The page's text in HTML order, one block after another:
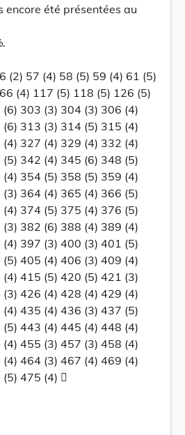
encore été présentées au
(2) 57 (4) 58 (5) 59 (4) 61 (5)
(4) 117 (5) 118 (5) 126 (5)
303 (3) 304 (3) 306 (4)
313 (3) 314 (5) 315 (4)
327 (4) 329 (4) 332 (4)
342 (4) 345 (6) 348 (5)
354 (5) 358 (5) 359 (4)
364 (4) 365 (4) 366 (5)
374 (5) 375 (4) 376 (5)
382 (6) 388 (4) 389 (4)
397 (3) 400 (3) 401 (5)
405 (4) 406 (3) 409 (4)
415 (5) 420 (5) 421 (3)
426 (4) 428 (4) 429 (4)
435 (4) 436 (3) 437 (5)
443 (4) 445 (4) 448 (4)
455 (3) 457 (3) 458 (4)
464 (3) 467 (4) 469 (4)
475 (4) 